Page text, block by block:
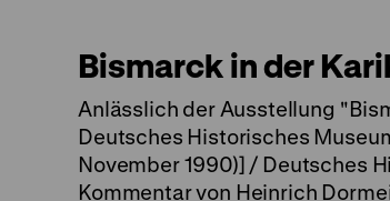
Bismarck in der
Anlässlich der Ausstellung
Deutsches Historisches
November 1990)] / Deutsches
Kommentar von Heinrich